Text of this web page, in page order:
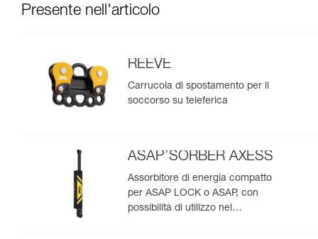
Presente nell'articolo
REEVE
Carrucola di spostamento per il
soccorso su teleferica
ASAP’SORBER AXESS
Assorbitore di energia compatto
per ASAP LOCK o ASAP, con
possibilità di utilizzo nel